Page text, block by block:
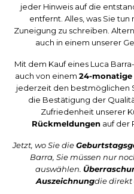
jeder Hinweis auf die
entfernt. Alles, was Sie
Zuneigung zu schreiben.
auch in einem unserer
Mit dem Kauf eines Luca
auch von einem 24-monatige
jederzeit den bestmöglichen
die Bestätigung der
Zufriedenheit unserer
Rückmeldungen auf der
Jetzt, wo Sie die
Barra, Sie müssen nur
auswählen.
Auszeichnungdie direkt